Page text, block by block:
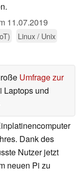
11.07.2019
Linux / Unix
Umfrage zur
und
Dank des
Nutzer jetzt
neuen Pi zu